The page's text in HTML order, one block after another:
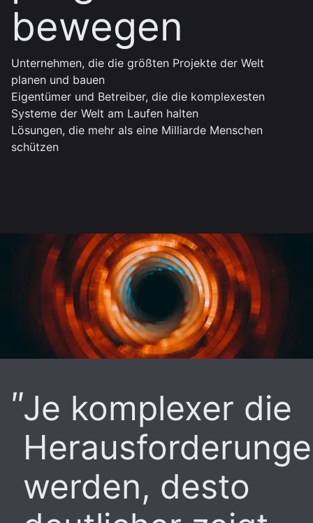
bewegen
Unternehmen, die die größten Projekte der Welt
planen und bauen
Eigentümer und Betreiber, die die komplexesten
Systeme der Welt am Laufen halten
Lösungen, die mehr als eine Milliarde Menschen
schützen
Je komplexer die
werden, desto